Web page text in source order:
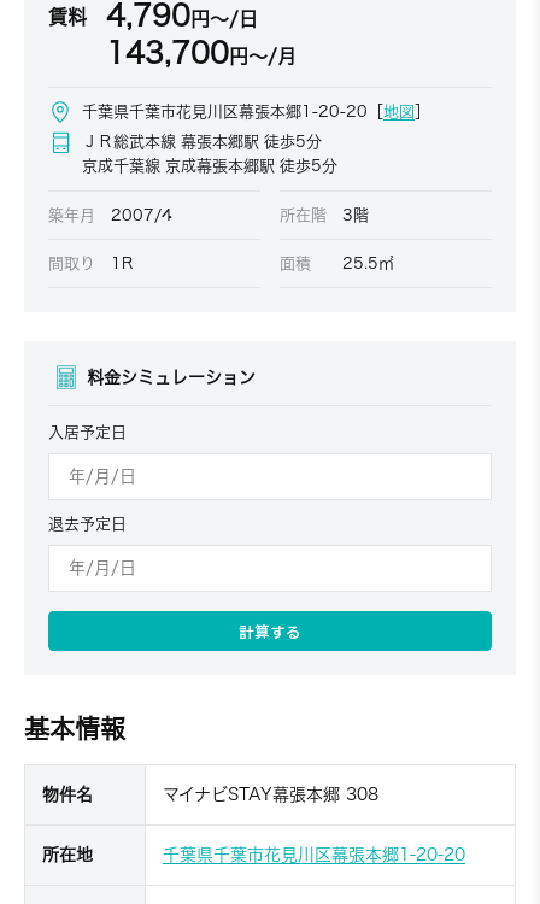
賃料 4,790円～/日
143,700円～/月
千葉県千葉市花見川区幕張本郷1-20-20［ 地図
ＪＲ総武本線 幕張本郷駅 徒歩5分
京成千葉線 京成幕張本郷駅 徒歩5分
築年月 2007/4 所在階 3階
間取り 1R 面積 25.5㎡
料金シミュレーション
入居予定日
退去予定日
計算する
基本情報
物件名 マイナビSTAY幕張本郷 308
所在地 千葉県千葉市花見川区幕張本郷1-20-20